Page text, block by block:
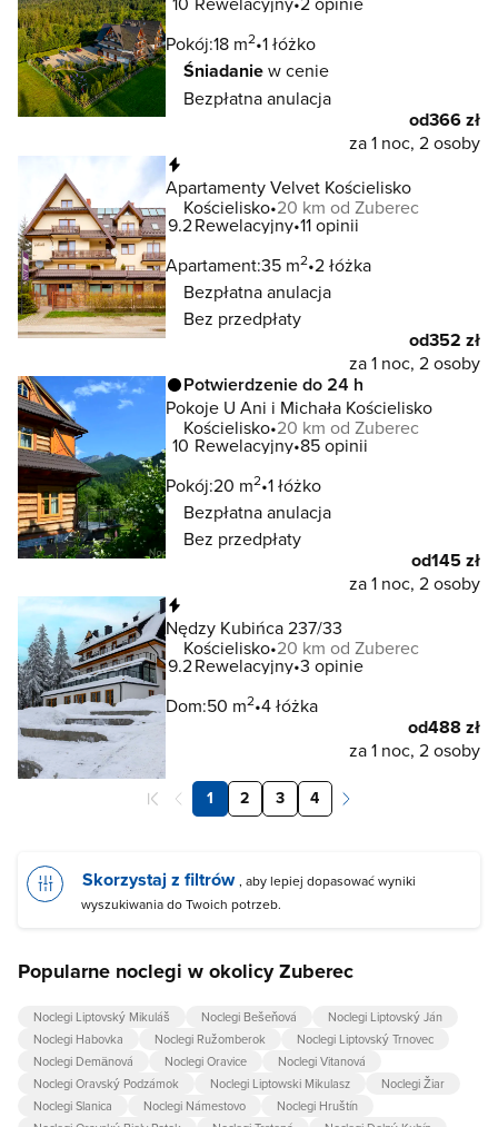
Pokój:18 m2 1 łóżko
Śniadaniew cenie
Bezpłatna anulacja
od366 zł
za 1 noc, 2 osoby
Apartamenty Velvet Kościelisko
Kościelisko 20 km od Zuberec
9.2Rewelacyjny 11 opinii
Apartament:35 m2 2 łóżka
Bezpłatna anulacja
Bez przedpłaty
od352 zł
za 1 noc, 2 osoby
Potwierdzenie do 24 h
Pokoje U Ani i Michała Kościelisko
Kościelisko 20 km od Zuberec
10 Rewelacyjny 85 opinii
Pokój:20 m2 1 łóżko
Bezpłatna anulacja
Bez przedpłaty
od145 zł
za 1 noc, 2 osoby
Nędzy Kubińca 237/33
Kościelisko 20 km od Zuberec
9.2Rewelacyjny 3 opinie
Dom:50 m2 4 łóżka
od488 zł
za 1 noc, 2 osoby
1 2 3 4
Skorzystaj z filtrów , aby lepiej dopasować wyniki
wyszukiwania do Twoich potrzeb.
Popularne noclegi w okolicy Zuberec
Noclegi Liptovský Mikuláš Noclegi Bešeňová
Noclegi Liptovský Ján
Noclegi Habovka
Noclegi Ružomberok
Noclegi Liptovský Trnovec
Noclegi Demänová
Noclegi Oravice
Noclegi Vitanová
Noclegi Oravský Podzámok
Noclegi Liptowski Mikulasz
Noclegi Žiar
Noclegi Slanica
Noclegi Námestovo
Noclegi Hruštín